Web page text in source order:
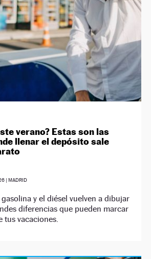
verano? Estas son las
llenar el depósito sale
| MADRID
y el diésel vuelven a dibujar
diferencias que pueden marcar
tus vacaciones.